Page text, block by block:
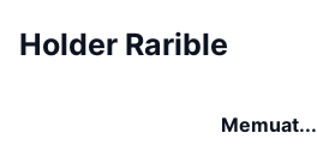
Holder Rarible
Memuat...